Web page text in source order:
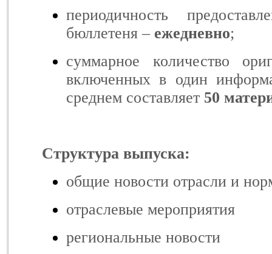
периодичность
бюллетеня – ежедневно;
суммарное количество
включенных в один
среднем составляет 50
Структура выпуска:
общие новости отрасли и
отраслевые мероприятия
региональные новости